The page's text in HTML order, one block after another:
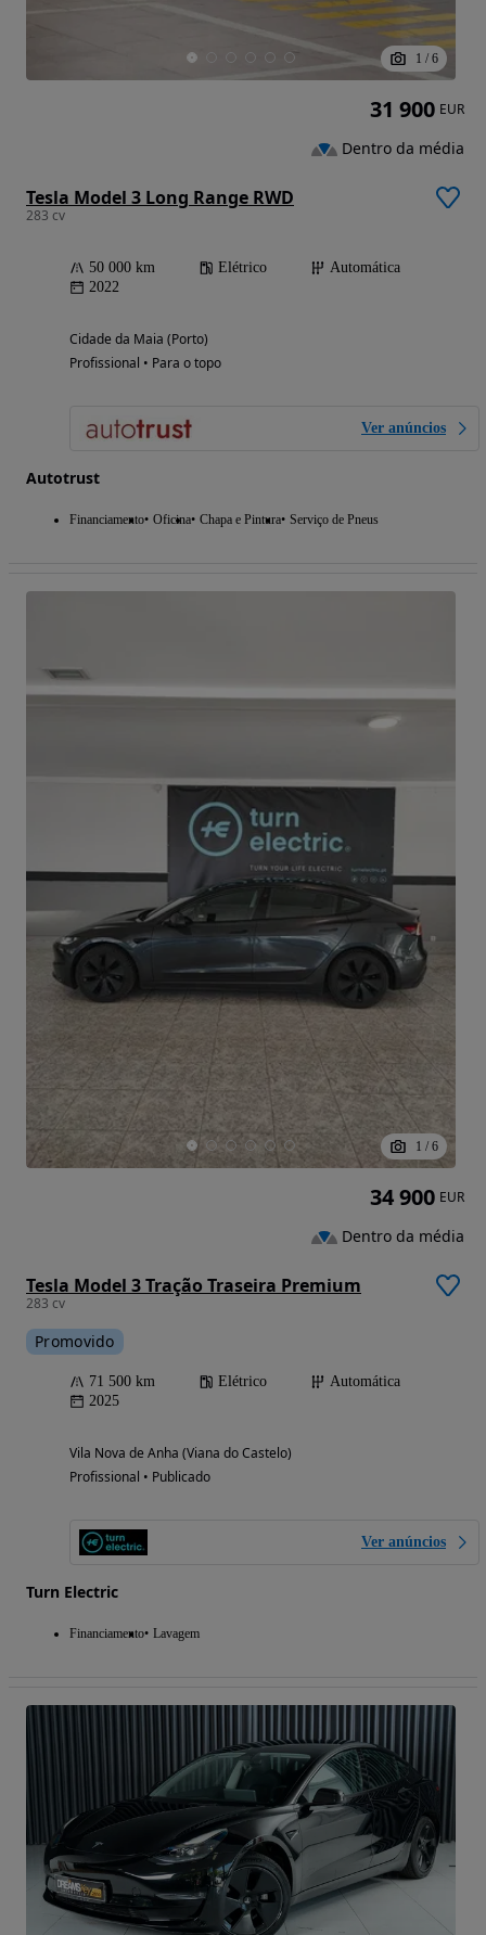
1 / 6
Tesla Model 3 Long Range RWD
283 cv
50 000 km Elétrico
Automática
2022
Cidade da Maia (Porto)
Profissional • Para o topo
Ver anúncios
Autotrust
Financiamento Oficina Chapa e Pintura Serviço de Pneus
31 900 EUR
Dentro da média
1 / 6
Tesla Model 3 Tração Traseira Premium
283 cv
Promovido
71 500 km Elétrico
Automática
2025
Vila Nova de Anha (Viana do Castelo)
Profissional • Publicado
Ver anúncios
Turn Electric
Financiamento Lavagem
34 900 EUR
Dentro da média